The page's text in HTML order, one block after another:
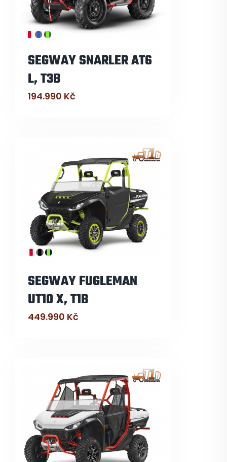
SEGWAY SNARLER AT6
L, T3B
194.990 Kč
SEGWAY FUGLEMAN
UT10 X, T1B
449.990 Kč